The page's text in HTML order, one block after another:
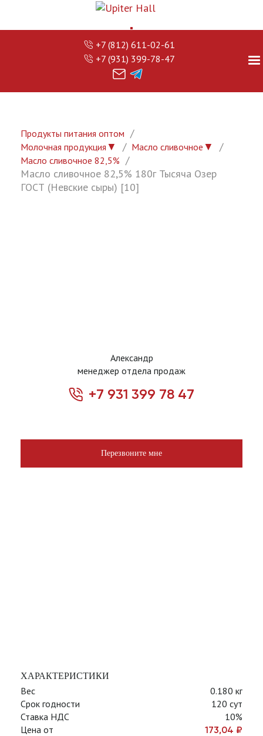
+7 (812) 611-02-61
+7 (931) 399-78-47
Продукты питания оптом
Молочная продукция ▼ Масло сливочное ▼
Масло сливочное 82,5%
Масло сливочное 82,5% 180г Тысяча Озер
ГОСТ (Невские сыры) [10]
Александр
менеджер отдела продаж
+7 931 399 78 47
Перезвоните мне
ХАРАКТЕРИСТИКИ
Вес
0.180 кг
Срок годности
120 сут
Ставка НДС
10%
Цена от
173,04 ₽